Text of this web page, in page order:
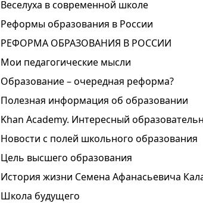
Веселуха в современной школе
Реформы образования в России
РЕФОРМА ОБРАЗОВАНИЯ В РОССИИ
Мои педагогические мысли
Образование – очередная реформа?
Полезная информация об образовании
Khan Academy. Интересный
Новости с полей школьного образования
Цель высшего образования
История жизни Семена Афанасьевича
Школа будущего